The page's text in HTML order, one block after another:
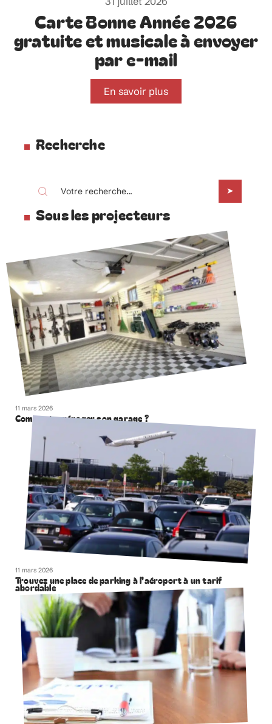
Carte Bonne Année 2026
gratuite et musicale à envoyer
par e-mail
En savoir plus
Recherche
Sous les projecteurs
11 mars 2026
Comment aménager son garage ?
11 mars 2026
Trouvez une place de parking à l’aéroport à un tarif
abordable